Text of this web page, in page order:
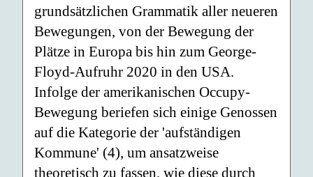
grundsätzlichen Grammatik aller neueren
Bewegungen, von der Bewegung der
Plätze in Europa bis hin zum George-
Floyd-Aufruhr 2020 in den USA.
Infolge der amerikanischen Occupy-
Bewegung beriefen sich einige Genossen
auf die Kategorie der 'aufständigen
Kommune' (4), um ansatzweise
theoretisch zu fassen, wie diese durch